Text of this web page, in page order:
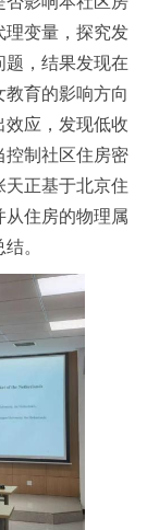
理变量，探究发
题，结果发现在
育的影响方向
效应，发现低收
控制社区住房密
天正基于北京住
从住房的物理属
。